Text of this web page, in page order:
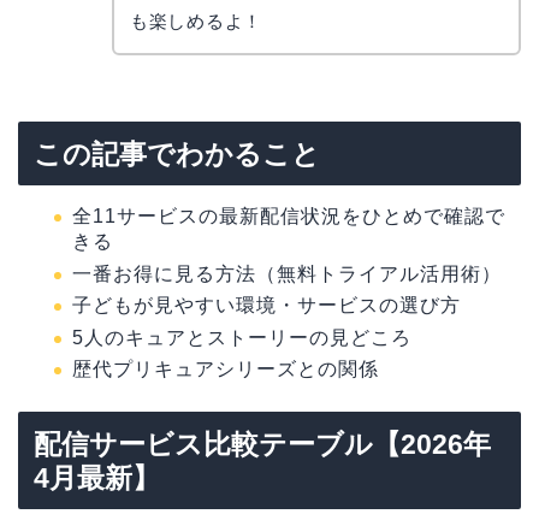
も楽しめるよ！
この記事でわかること
全11サービスの最新配信状況をひとめで確認で
きる
一番お得に見る方法（無料トライアル活用術）
子どもが見やすい環境・サービスの選び方
5人のキュアとストーリーの見どころ
歴代プリキュアシリーズとの関係
配信サービス比較テーブル【2026年
4月最新】